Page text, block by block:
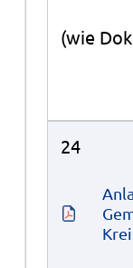
(wie
24